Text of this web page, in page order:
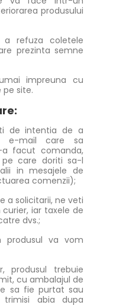
produsului
refuza coletele
prezinta semne
impreuna cu
site.
de intentia de a
e-mail care sa
facut comanda,
pe care doriti sa-l
in mesajele de
comenzii);
a solicitarii, ne veti
iar taxele de
dvs.;
va vom
produsul trebuie
cu ambalajul de
sa fie purtat sau
abia dupa